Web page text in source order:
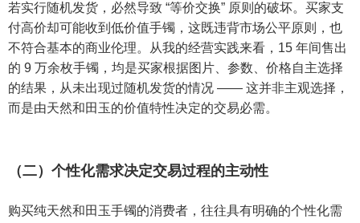
若实行随机发货，必然导致 “等价交换” 原则的破坏。买家支
付高价却可能收到低价值手镯，这既违背市场公平原则，也
不符合基本的商业伦理。从我的经营实践来看，15 年间售出
的 9 万余枚手镯，均是买家根据图片、参数、价格自主选择
的结果，从未出现过随机发货的情况 —— 这并非主观选择，
而是由天然和田玉的价值特性决定的交易必需。
（二）个性化需求决定交易过程的主动性
购买纯天然和田玉手镯的消费者，往往具有明确的个性化需